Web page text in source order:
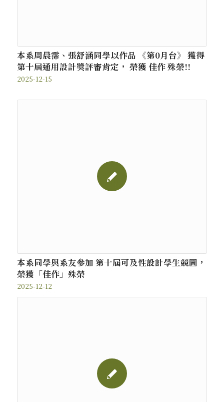
本系周晨霈、張舒涵同學以作品 《第0月台》 獲得
第十屆通用設計獎評審肯定， 榮獲 佳作 殊榮!!
2025-12-15
本系同學與系友參加 第十屆可及性設計學生競圖，
榮獲「佳作」殊榮
2025-12-12